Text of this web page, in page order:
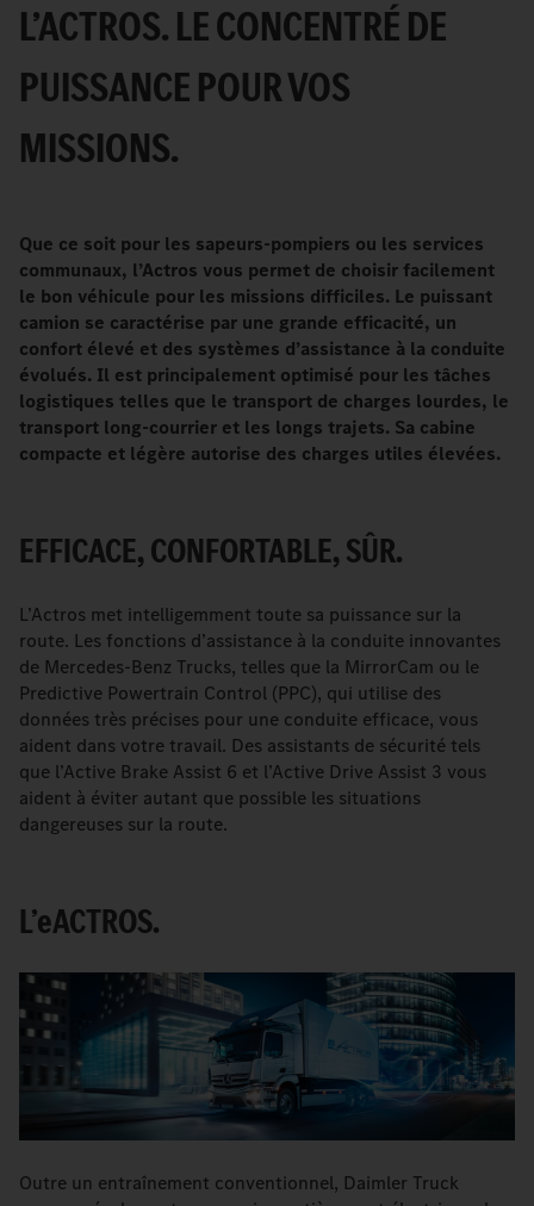
L’ACTROS. LE CONCENTRÉ DE
PUISSANCE POUR VOS
MISSIONS.
Que ce soit pour les sapeurs-pompiers ou les services
communaux, l’Actros vous permet de choisir facilement
le bon véhicule pour les missions difficiles. Le puissant
camion se caractérise par une grande efficacité, un
confort élevé et des systèmes d’assistance à la conduite
évolués. Il est principalement optimisé pour les tâches
logistiques telles que le transport de charges lourdes, le
transport long-courrier et les longs trajets. Sa cabine
compacte et légère autorise des charges utiles élevées.
EFFICACE, CONFORTABLE, SÛR.
L’Actros met intelligemment toute sa puissance sur la
route. Les fonctions d’assistance à la conduite innovantes
de Mercedes-Benz Trucks, telles que la MirrorCam ou le
Predictive Powertrain Control (PPC), qui utilise des
données très précises pour une conduite efficace, vous
aident dans votre travail. Des assistants de sécurité tels
que l’Active Brake Assist 6 et l’Active Drive Assist 3 vous
aident à éviter autant que possible les situations
dangereuses sur la route.
L’eACTROS.
Outre un entraînement conventionnel, Daimler Truck